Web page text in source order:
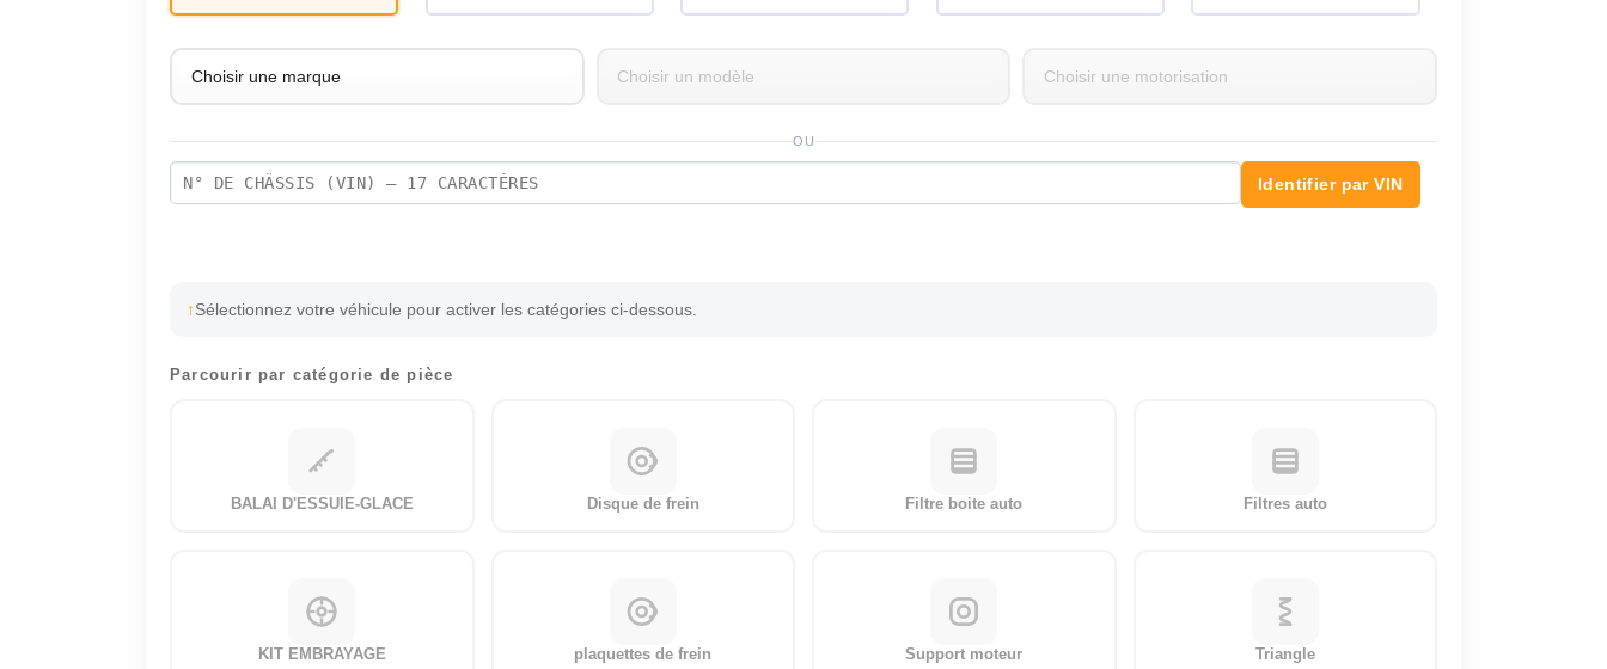
OU
Identifier par VIN
Sélectionnez votre véhicule pour activer les catégories ci-dessous.
Parcourir par catégorie de pièce
BALAI D'ESSUIE-GLACE Disque de frein Filtre boite auto Filtres auto
KIT EMBRAYAGE plaquettes de frein Support moteur Triangle